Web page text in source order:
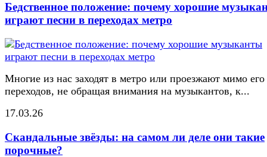
Бедственное положение: почему хорошие
играют песни в переходах метро
Многие из нас заходят в метро или проезжают мимо его
переходов, не обращая внимания на музыкантов, к...
17.03.26
Скандальные звёзды: на самом ли деле они такие
порочные?